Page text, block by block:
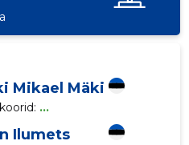
Mikael Mäki
...
Ilumets